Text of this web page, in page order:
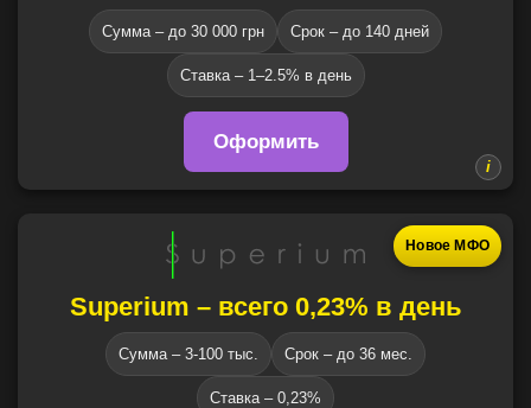
Сумма – до 30 000 грн Срок – до 140 дней
Ставка – 1–2.5% в день
Оформить
Новое МФО
Superium – всего 0,23% в день
Сумма – 3-100 тыс. Срок – до 36 мес.
Ставка – 0,23%